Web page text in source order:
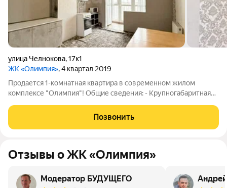
улица Челнокова,17к1
ЖК «Олимпия», 4 квартал 2019
Продается 1-комнатная квартира в современном жилом
комплексе "Олимпия"! Общие сведения: - Крупногабаритная
этажного здания. - Квартира просторная, кухня площадью 16.5
кв.м., площадь комнаты
Позвонить
Отзывы о ЖК «Олимпия»
Модератор БУДУЩЕГО Андрей